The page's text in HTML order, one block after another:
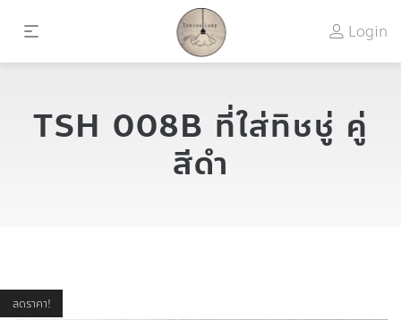
Login
TSH 008B ที่ใส่ทิชชู่ คู่
สีดำ
ลดราคา!